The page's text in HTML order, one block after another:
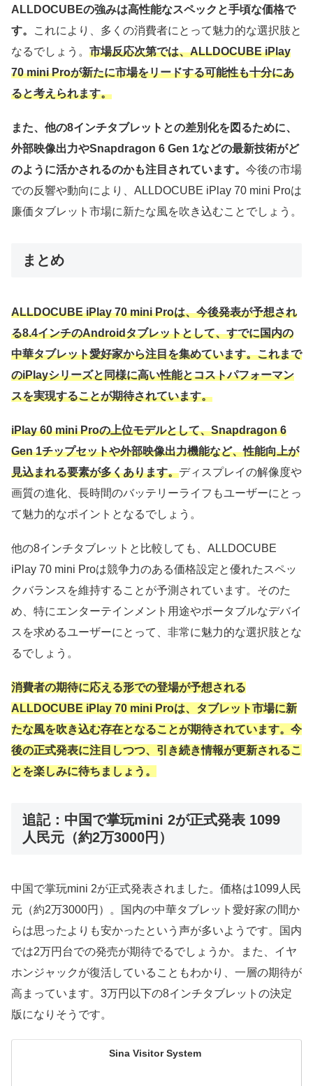
ALLDOCUBEの強みは高性能なスペックと手頃な価格で
す。
これにより、多くの消費者にとって魅力的な選択肢と
なるでしょう。 市場反応次第では、ALLDOCUBE iPlay
70 mini Proが新たに市場をリードする可能性も十分にあ
ると考えられます。
また、他の8インチタブレットとの差別化を図るために、
外部映像出力やSnapdragon 6 Gen 1などの最新技術がど
のように活かされるのかも注目されています。 今後の市場
での反響や動向により、ALLDOCUBE iPlay 70 mini Proは
廉価タブレット市場に新たな風を吹き込むことでしょう。
まとめ
ALLDOCUBE iPlay 70 mini Proは、今後発表が予想され
る8.4インチのAndroidタブレットとして、すでに国内の
中華タブレット愛好家から注目を集めています。これまで
のiPlayシリーズと同様に高い性能とコストパフォーマン
スを実現することが期待されています。
iPlay 60 mini Proの上位モデルとして、Snapdragon 6
Gen 1チップセットや外部映像出力機能など、性能向上が
見込まれる要素が多くあります。ディスプレイの解像度や
画質の進化、長時間のバッテリーライフもユーザーにとっ
て魅力的なポイントとなるでしょう。
他の8インチタブレットと比較しても、ALLDOCUBE
iPlay 70 mini Proは競争力のある価格設定と優れたスペッ
クバランスを維持することが予測されています。そのた
め、特にエンターテインメント用途やポータブルなデバイ
スを求めるユーザーにとって、非常に魅力的な選択肢とな
るでしょう。
消費者の期待に応える形での登場が予想される
ALLDOCUBE iPlay 70 mini Proは、タブレット市場に新
たな風を吹き込む存在となることが期待されています。今
後の正式発表に注目しつつ、引き続き情報が更新されるこ
とを楽しみに待ちましょう。
追記：中国で掌玩mini 2が正式発表 1099
人民元（約2万3000円）
中国で掌玩mini 2が正式発表されました。価格は1099人民
元（約2万3000円）。国内の中華タブレット愛好家の間か
らは思ったよりも安かったという声が多いようです。国内
では2万円台での発売が期待でるでしょうか。また、イヤ
ホンジャックが復活していることもわかり、一層の期待が
高まっています。3万円以下の8インチタブレットの決定
版になりそうです。
Sina Visitor System